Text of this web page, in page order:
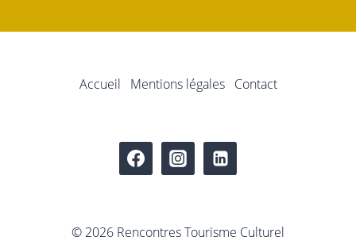
Accueil Mentions légales Contact
© 2026 Rencontres Tourisme Culturel